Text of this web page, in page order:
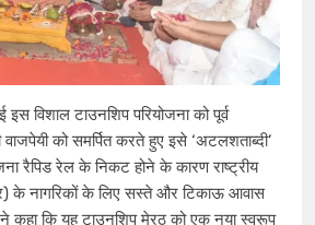
विशाल टाउनशिप परियोजना को पूर्व
वाजपेयी को समर्पित करते हुए इसे ‘अटलशताब्दी’
रैपिड रेल के निकट होने के कारण राष्ट्रीय
के नागरिकों के लिए सस्ते और टिकाऊ आवास
कहा कि यह टाउनशिप मेरठ को एक नया स्वरूप